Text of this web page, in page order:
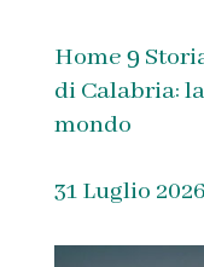
Home 9
di Calabria:
mondo
31 Luglio 2026